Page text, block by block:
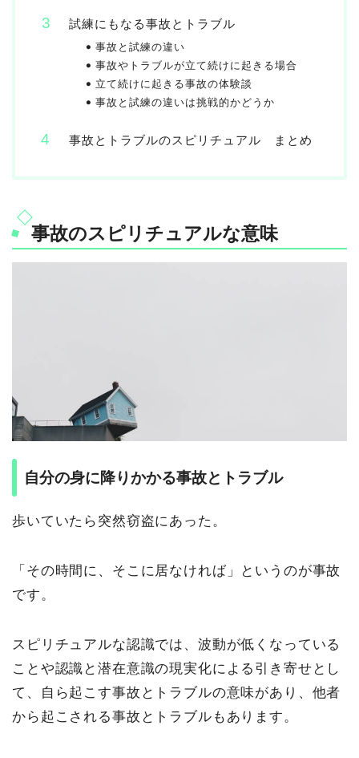
試練にもなる事故とトラブル
事故と試練の違い
事故やトラブルが立て続けに起きる場合
立て続けに起きる事故の体験談
事故と試練の違いは挑戦的かどうか
事故とトラブルのスピリチュアル まとめ
事故のスピリチュアルな意味
自分の身に降りかかる事故とトラブル
歩いていたら突然窃盗にあった。
「その時間に、そこに居なければ」というのが事故
です。
スピリチュアルな認識では、波動が低くなっている
ことや認識と潜在意識の現実化による引き寄せとし
て、自ら起こす事故とトラブルの意味があり、他者
から起こされる事故とトラブルもあります。